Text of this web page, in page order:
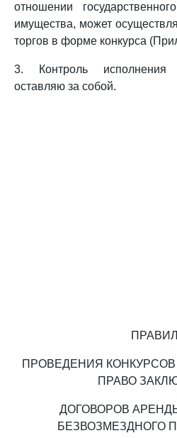
отношении
имущества, может
торгов в форме конкурса
3. Контроль исполнения
оставляю за собой.
ПРОВЕДЕНИЯ
ПРАВО
ДОГОВОРОВ
БЕЗВОЗМЕЗДНОГО